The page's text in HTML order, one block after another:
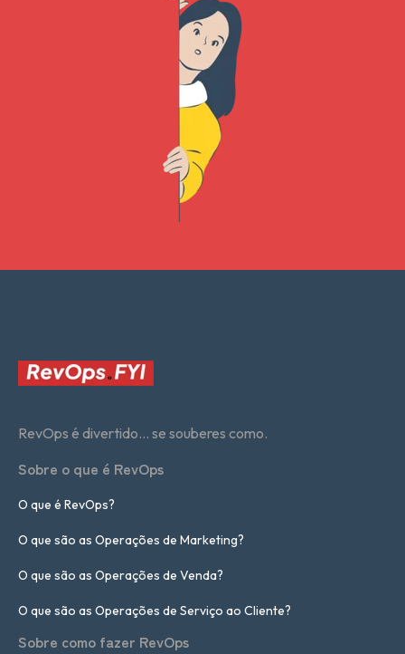
RevOps é divertido... se souberes como.
Sobre o que é RevOps
O que é RevOps?
O que são as Operações de Marketing?
O que são as Operações de Venda?
O que são as Operações de Serviço ao Cliente?
Sobre como fazer RevOps